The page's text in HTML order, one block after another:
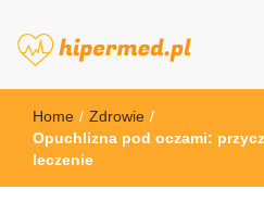
hipermed.pl
Home / Zdrowie /
Opuchlizna pod oczami:
leczenie